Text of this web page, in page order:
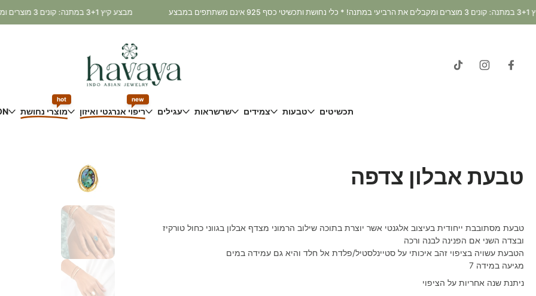
דלג
מבצע קיץ 3+1 במתנה: קונים 3 מוצרים ומקבלים את הרביעי במתנה! * כלי נחושת ותכשיטי כסף 925 אינם משתתפים במבצע
תכשיטים טבעות צמידים שרשראות עגילים ריפוי אנרגטי ואיזון
new
מוצרי נחושת
hot
טבעת אבלון צדפה
טבעת מסתובבת ייחודית בעיצוב אלגנטי אשר יוצרת בתוכה שילוב הרמוני מצדף אבלון בגווני כחול טורקיז
ובצדה השני אם הפנינה לבנה ורכה
הטבעת עשויה בציפוי זהב איכותי על סטיינלסטיל/פלדת אל חלד והיא גם עמידה במים
מגיעה במידה 7
ניתנת שנה אחריות על הציפוי